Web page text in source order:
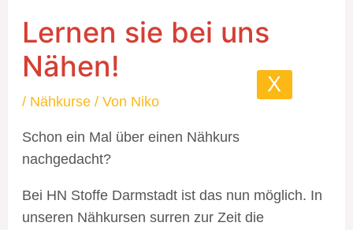
X
Lernen sie bei uns
Nähen!
/ Nähkurse/ Von Niko
Schon ein Mal über einen Nähkurs
nachgedacht?
Bei HN Stoffe Darmstadt ist das nun möglich. In
unseren Nähkursen surren zur Zeit die